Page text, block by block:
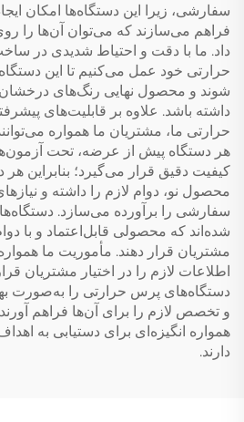
سفارشی، زیرا این دستگاه‌ها امکان
فراهم می‌سازند که می‌توان آن‌ها را روی
داد. ما با دقت و احتیاط شدیدی در
حرارتی خود عمل می‌کنیم تا این
شوند و محصول نهایی رنگ‌های
داشته باشد. علاوه بر قابلیت‌های
حرارتی ما، مشتریان ما همواره
هر دستگاه پیش از عرضه، تحت
کیفیت دقیق قرار می‌گیرد؛ بنابراین هر
محصول نو، دوام لازم را داشته و
سفارشی را برآورده می‌سازد.
شده‌اند که محصولی قابل‌اعتماد و با
مشتریان قرار دهند. مأموریت ما
اطلاعات لازم را در اختیار مشتریان قرار
دستگاه‌های پرس حرارتی را به‌صورت
و تخصص لازم را برای آن‌ها فراهم
همواره انگیزه‌ای برای دستیابی به
دارند.